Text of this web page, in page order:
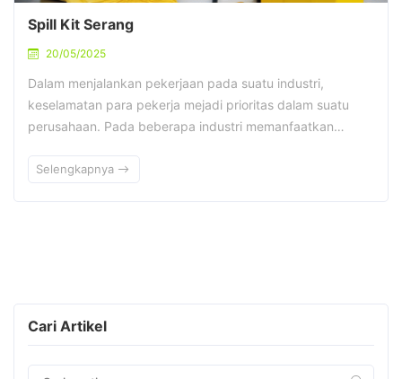
Spill Kit Serang
20/05/2025
Dalam menjalankan pekerjaan pada suatu industri,
keselamatan para pekerja mejadi prioritas dalam suatu
perusahaan. Pada beberapa industri memanfaatkan…
Selengkapnya
Cari Artikel